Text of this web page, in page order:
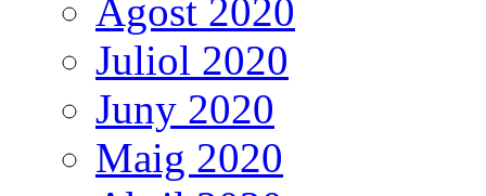
Agost 2020
Juliol 2020
Juny 2020
Maig 2020